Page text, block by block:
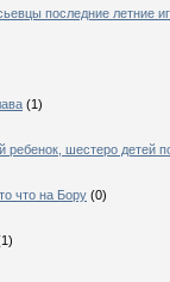
последние летние
(1)
ребенок, шестеро детей
что на Бору (0)